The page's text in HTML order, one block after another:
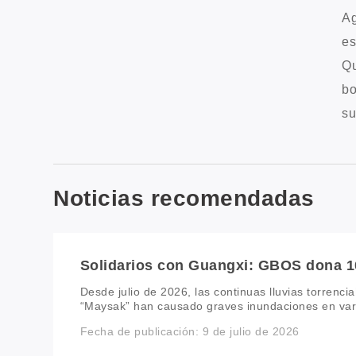
Noticias recomendadas
Solidarios con Guangxi: GBOS dona
inundaciones
Desde julio de 2026, las continuas lluvias
“Maysak” han causado graves inundaciones en
infraestructuras y los medios de vida. En
Fecha de publicación: 9 de julio de 2026